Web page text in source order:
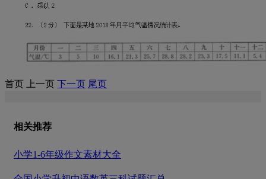
首页 上一页 下一页 尾页
相关推荐
小学1-6年级作文素材大全